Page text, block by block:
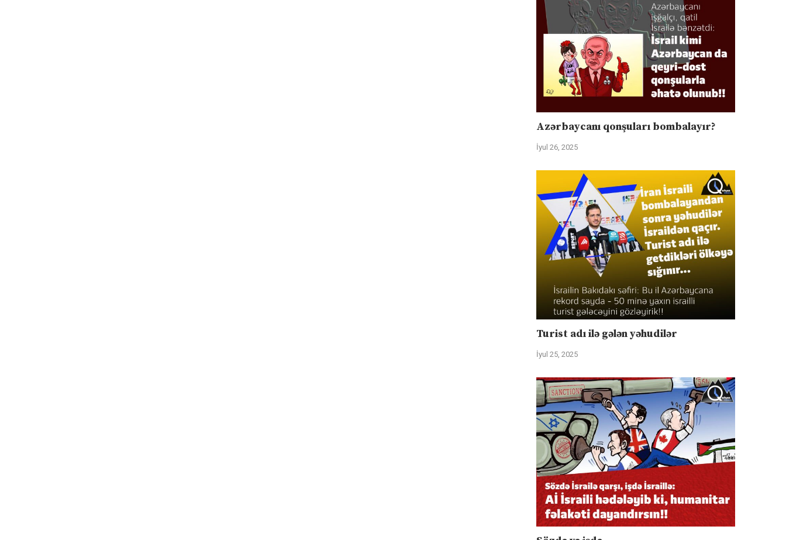
Azərbaycanı qonşuları bombalayır?
İyul 26, 2025
Turist adı ilə gələn yəhudilər
İyul 25, 2025